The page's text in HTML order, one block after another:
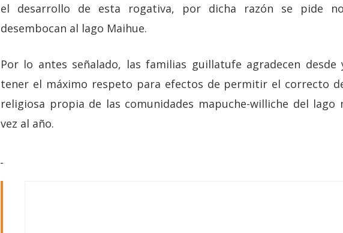
el desarrollo de esta rogativa, por dicha razón se pide
desembocan al lago Maihue.
Por lo antes señalado, las familias guillatufe agradecen
tener el máximo respeto para efectos de permitir el correcto
religiosa propia de las comunidades mapuche-williche del lago
vez al año.